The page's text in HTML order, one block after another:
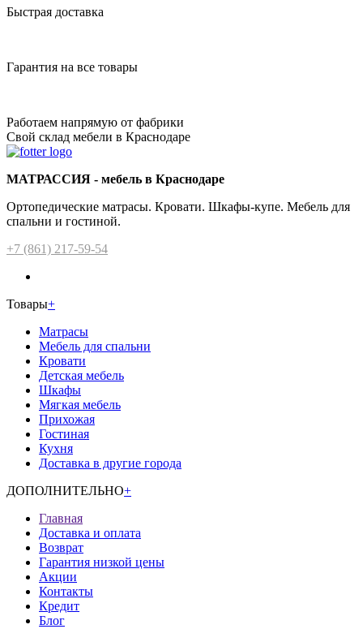
Быстрая доставка
Гарантия на все товары
Работаем напрямую от фабрики
Свой склад мебели в Краснодаре
МАТРАССИЯ - мебель в Краснодаре
Ортопедические матрасы. Кровати. Шкафы-купе. Мебель для
спальни и гостиной.
+7 (861) 217-59-54
Товары+
Матрасы
Мебель для спальни
Кровати
Детская мебель
Шкафы
Мягкая мебель
Прихожая
Гостиная
Кухня
Доставка в другие города
ДОПОЛНИТЕЛЬНО+
Главная
Доставка и оплата
Возврат
Гарантия низкой цены
Акции
Контакты
Кредит
Блог